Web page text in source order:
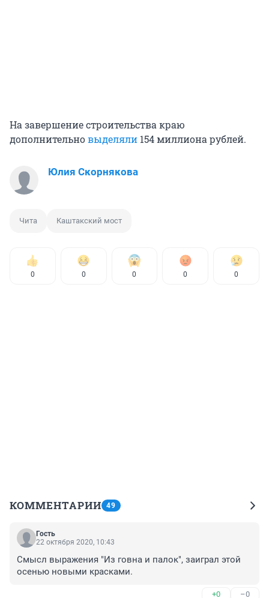
На завершение строительства краю
дополнительновыделяли 154 миллиона рублей.
Юлия Скорнякова
Чита Каштакский мост
0 0 0 0 0
КОММЕНТАРИИ 49
Гость
22 октября 2020, 10:43
Смысл выражения "Из говна и палок", заиграл этой
осенью новыми красками.
+0 –0